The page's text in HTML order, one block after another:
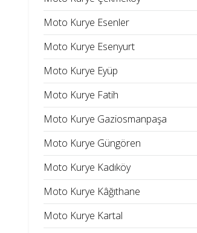
Moto Kurye Esenler
Moto Kurye Esenyurt
Moto Kurye Eyüp
Moto Kurye Fatih
Moto Kurye Gaziosmanpaşa
Moto Kurye Güngören
Moto Kurye Kadıköy
Moto Kurye Kâğıthane
Moto Kurye Kartal